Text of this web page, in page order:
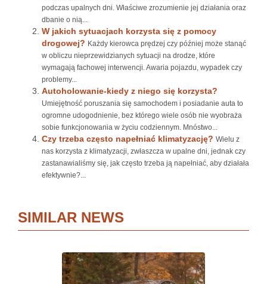
podczas upalnych dni. Właściwe zrozumienie jej działania oraz
dbanie o nią...
W jakich sytuacjach korzysta się z pomocy
drogowej? Każdy kierowca prędzej czy później może stanąć
w obliczu nieprzewidzianych sytuacji na drodze, które
wymagają fachowej interwencji. Awaria pojazdu, wypadek czy
problemy...
Autoholowanie-kiedy z niego się korzysta?
Umiejętność poruszania się samochodem i posiadanie auta to
ogromne udogodnienie, bez którego wiele osób nie wyobraża
sobie funkcjonowania w życiu codziennym. Mnóstwo...
Czy trzeba często napełniać klimatyzację? Wielu z
nas korzysta z klimatyzacji, zwłaszcza w upalne dni, jednak czy
zastanawialiśmy się, jak często trzeba ją napełniać, aby działała
efektywnie?...
SIMILAR NEWS